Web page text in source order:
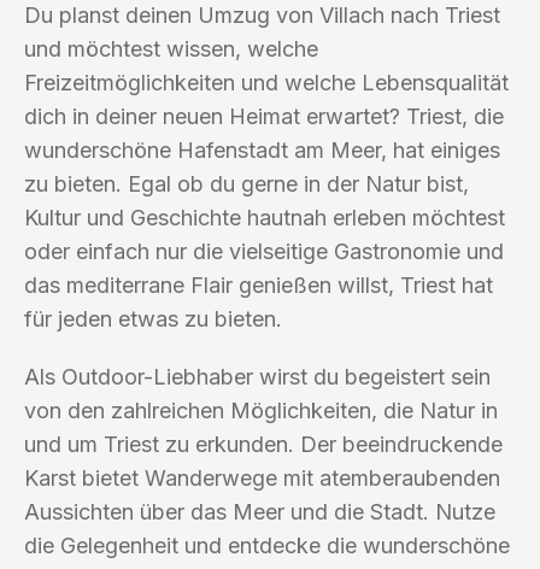
Du planst deinen Umzug von Villach nach Triest
und möchtest wissen, welche
Freizeitmöglichkeiten und welche Lebensqualität
dich in deiner neuen Heimat erwartet? Triest, die
wunderschöne Hafenstadt am Meer, hat einiges
zu bieten. Egal ob du gerne in der Natur bist,
Kultur und Geschichte hautnah erleben möchtest
oder einfach nur die vielseitige Gastronomie und
das mediterrane Flair genießen willst, Triest hat
für jeden etwas zu bieten.
Als Outdoor-Liebhaber wirst du begeistert sein
von den zahlreichen Möglichkeiten, die Natur in
und um Triest zu erkunden. Der beeindruckende
Karst bietet Wanderwege mit atemberaubenden
Aussichten über das Meer und die Stadt. Nutze
die Gelegenheit und entdecke die wunderschöne